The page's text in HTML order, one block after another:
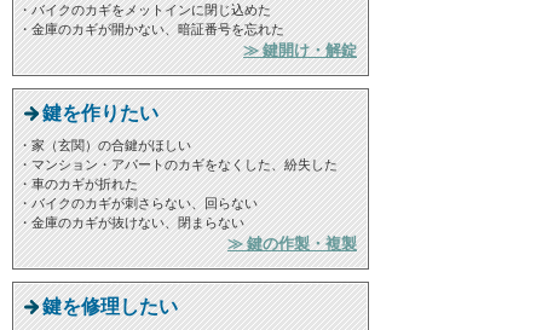
・バイクのカギをメットインに閉じ込めた
・金庫のカギが開かない、暗証番号を忘れた
≫ 鍵開け・解錠
鍵を作りたい
・家（玄関）の合鍵がほしい
・マンション・アパートのカギをなくした、紛失した
・車のカギが折れた
・バイクのカギが刺さらない、回らない
・金庫のカギが抜けない、閉まらない
≫ 鍵の作製・複製
鍵を修理したい